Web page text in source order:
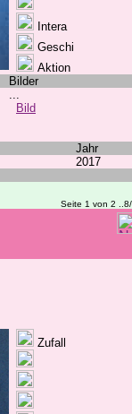
Intera
Geschi
Aktion
Bilder
...
Bild
Jahr
2017
Seite 1 von 2
Zufall